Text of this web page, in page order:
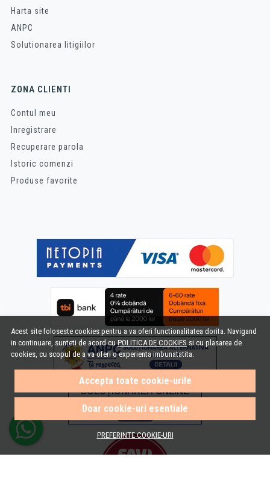
Acest site foloseste cookies pentru a va oferi functionalitatea dorita. Navigand
in continuare, sunteti de acord cuPOLITICA DE COOKIES si cu plasarea de
cookies, cu scopul de a va oferi o experienta imbunatatita.
Accepta toate cookie-urile
Doar cookie-uri esentiale
PREFERINTE COOKIE-URI
Harta site
ANPC
Solutionarea litigiilor
ZONA CLIENTI
Contul meu
Inregistrare
Recuperare parola
Istoric comenzi
Produse favorite